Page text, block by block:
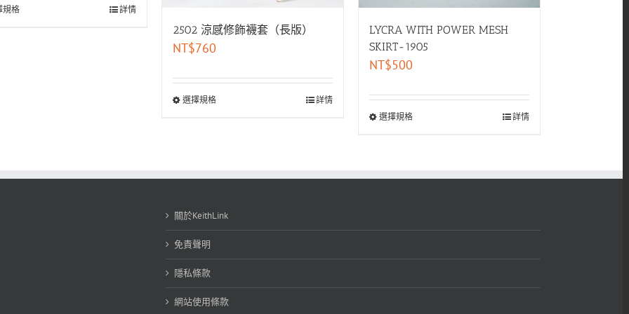
規格 詳情
2502 涼感修飾襪套（長版）
NT$760
選擇規格 詳情
LYCRA WITH POWER MESH
SKIRT-1905
NT$500
選擇規格 詳情
關於KeithLink
免責聲明
隱私條款
網站使用條款